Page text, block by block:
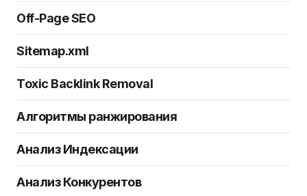
Off-Page SEO
Sitemap.xml
Toxic Backlink Removal
Алгоритмы ранжирования
Анализ Индексации
Анализ Конкурентов